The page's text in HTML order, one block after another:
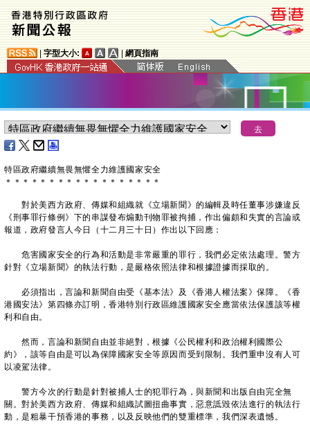
字型大小: 網頁指南
特區政府繼續無畏無懼全力維護國家安全
＊ ＊ ＊ ＊ ＊ ＊ ＊ ＊ ＊ ＊ ＊ ＊ ＊ ＊ ＊ ＊ ＊ ＊
對於美西方政府、傳媒和組織就《立場新聞》的編輯及時任董事涉嫌違反
《刑事罪行條例》下的串謀發布煽動刊物罪被拘捕，作出偏頗和失實的言論或
報道，政府發言人今日（十二月三十日）作出以下回應：
危害國家安全的行為和活動是非常嚴重的罪行，我們必定依法處理。警方
針對《立場新聞》的執法行動，是嚴格依照法律和根據證據而採取的。
必須指出，言論和新聞自由受《基本法》及《香港人權法案》保障。《香
港國安法》第四條亦訂明，香港特別行政區維護國家安全應當依法保護該等權
利和自由。
然而，言論和新聞自由並非絕對，根據《公民權利和政治權利國際公
約》，該等自由是可以為保障國家安全等原因而受到限制。我們重申沒有人可
以凌駕法律。
警方今次的行動是針對被捕人士的犯罪行為，與新聞和出版自由完全無
關。對於美西方政府、傳媒和組織試圖扭曲事實，惡意詆毀依法進行的執法行
動，是粗暴干預香港的事務，以及反映他們的雙重標準，我們深表遺憾。